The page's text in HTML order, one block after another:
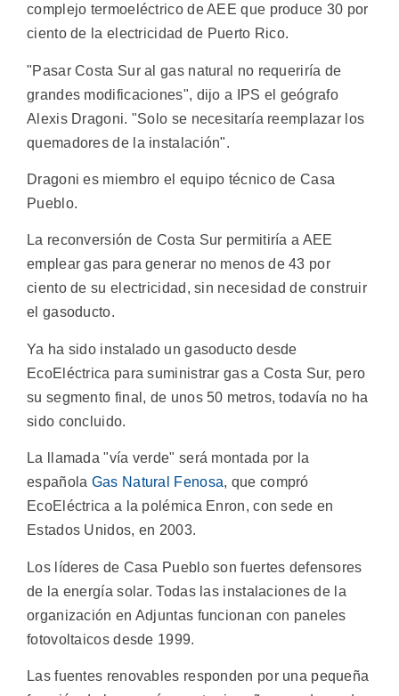
complejo termoeléctrico de AEE que produce 30 por
ciento de la electricidad de Puerto Rico.
"Pasar Costa Sur al gas natural no requeriría de
grandes modificaciones", dijo a IPS el geógrafo
Alexis Dragoni. "Solo se necesitaría reemplazar los
quemadores de la instalación".
Dragoni es miembro el equipo técnico de Casa
Pueblo.
La reconversión de Costa Sur permitiría a AEE
emplear gas para generar no menos de 43 por
ciento de su electricidad, sin necesidad de construir
el gasoducto.
Ya ha sido instalado un gasoducto desde
EcoEléctrica para suministrar gas a Costa Sur, pero
su segmento final, de unos 50 metros, todavía no ha
sido concluido.
La llamada "vía verde" será montada por la
española Gas Natural Fenosa, que compró
EcoEléctrica a la polémica Enron, con sede en
Estados Unidos, en 2003.
Los líderes de Casa Pueblo son fuertes defensores
de la energía solar. Todas las instalaciones de la
organización en Adjuntas funcionan con paneles
fotovoltaicos desde 1999.
Las fuentes renovables responden por una pequeña